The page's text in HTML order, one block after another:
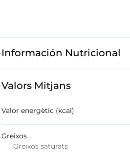
Información Nutricional
Valors Mitjans
Valor energètic (kcal)
Greixos
Greixos saturats